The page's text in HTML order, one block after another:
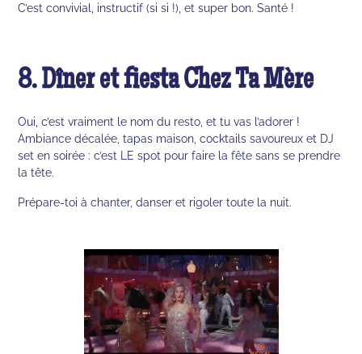
C’est convivial, instructif (si si !), et super bon. Santé !
8. Dîner et fiesta Chez Ta Mère
Oui, c’est vraiment le nom du resto, et tu vas l’adorer !
Ambiance décalée, tapas maison, cocktails savoureux et DJ
set en soirée : c’est LE spot pour faire la fête sans se prendre
la tête.
Prépare-toi à chanter, danser et rigoler toute la nuit.